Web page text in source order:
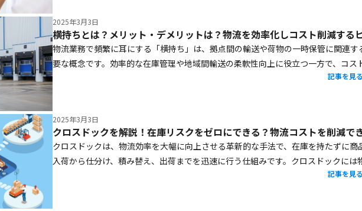
2025年3月3日
物流業務で頻繁に耳にする「横持ち」は、拠点間の輸送や荷物の一時保管に関連す
要な概念です。効率的な在庫管理や地域間輸送の柔軟性向上に役立つ一方で、コス
時間の課題も伴います。本記事では、横持ちの基本的な意味や縦持ちとの違い、発
記事を見る
2025年3月3日
クロスドックは、物流効率を大幅に向上させる革新的な手法で、在庫を持たずに商
入荷から仕分け、積み替え、出荷までを迅速に行う仕組みです。クロスドックには
コスト削減やリードタイム短縮といった多くのメリットがある一方で、導入する際
記事を見る